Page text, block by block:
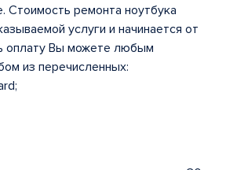
Стоимость ремонта ноутбука
услуги и начинается от
оплату Вы можете любым
из перечисленных: